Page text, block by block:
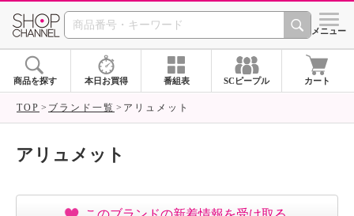
SHOP CHANNEL ショッ
メニュー
商品を探す 本日お買得 番組表 SCピープル カート
TOP ブランド一覧 アリュメット
アリュメット